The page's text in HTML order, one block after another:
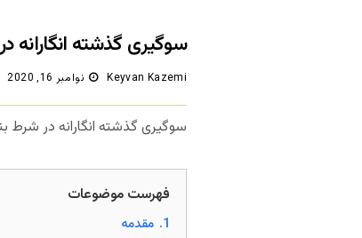
سوگیری گذشته انگارانه
Keyvan Kazemi نوامبر 16, 2020
سوگیری گذشته انگارانه در شرط
فهرست موضوعات
1. مقدمه